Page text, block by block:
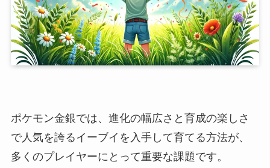
ポケモン金銀では、進化の幅広さと育成の楽しさ
で人気を誇るイーブイを入手して育てる方法が、
多くのプレイヤーにとって重要な課題です。